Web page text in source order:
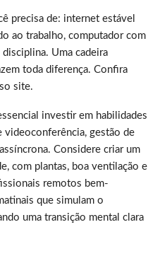
precisa de: internet estável
ao trabalho, computador com
Uma cadeira
toda diferença. Confira
site.
investir em habilidades
videoconferência, gestão de
Considere criar um
com plantas, boa ventilação e
remotos bem-
que simulam o
uma transição mental clara